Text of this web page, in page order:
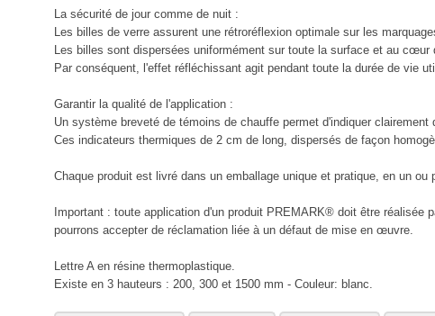
La sécurité de jour comme de nuit :
Les billes de verre assurent une rétroréflexion optimale sur les
Les billes sont dispersées uniformément sur toute la surface et au cœur
Par conséquent, l'effet réfléchissant agit pendant toute la durée de vie
Garantir la qualité de l'application :
Un système breveté de témoins de chauffe permet d'indiquer
Ces indicateurs thermiques de 2 cm de long, dispersés de façon
Chaque produit est livré dans un emballage unique et pratique, en un
Important : toute application d'un produit PREMARK® doit être réalisée
pourrons accepter de réclamation liée à un défaut de mise en œuvre.
Lettre A en résine thermoplastique.
Existe en 3 hauteurs : 200, 300 et 1500 mm - Couleur: blanc.